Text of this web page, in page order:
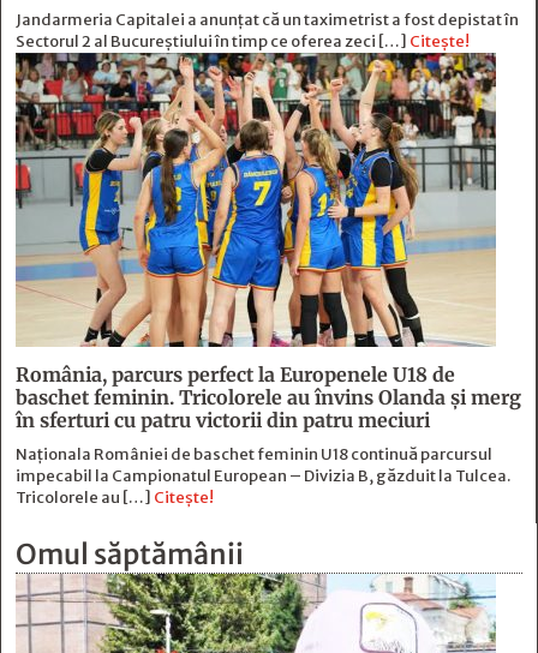
Jandarmeria Capitalei a anunțat că un taximetrist a fost depistat în
Sectorul 2 al Bucureștiului în timp ce oferea zeci […] Citește!
România, parcurs perfect la Europenele U18 de
baschet feminin. Tricolorele au învins Olanda și merg
în sferturi cu patru victorii din patru meciuri
Naționala României de baschet feminin U18 continuă parcursul
impecabil la Campionatul European – Divizia B, găzduit la Tulcea.
Tricolorele au […] Citește!
Omul săptămânii